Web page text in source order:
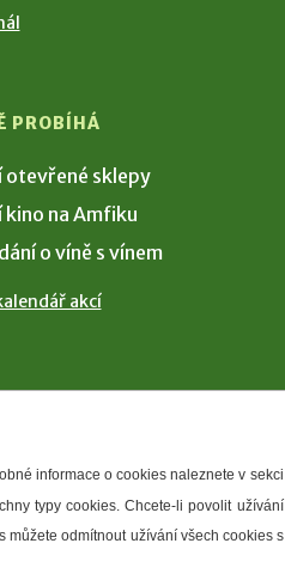
PROBÍHÁ
otevřené sklepy
kino na Amfiku
o víně s vínem
akcí
informace o cookies naleznete v sekci
typy cookies. Chcete-li povolit užívání
můžete odmítnout užívání všech cookies s